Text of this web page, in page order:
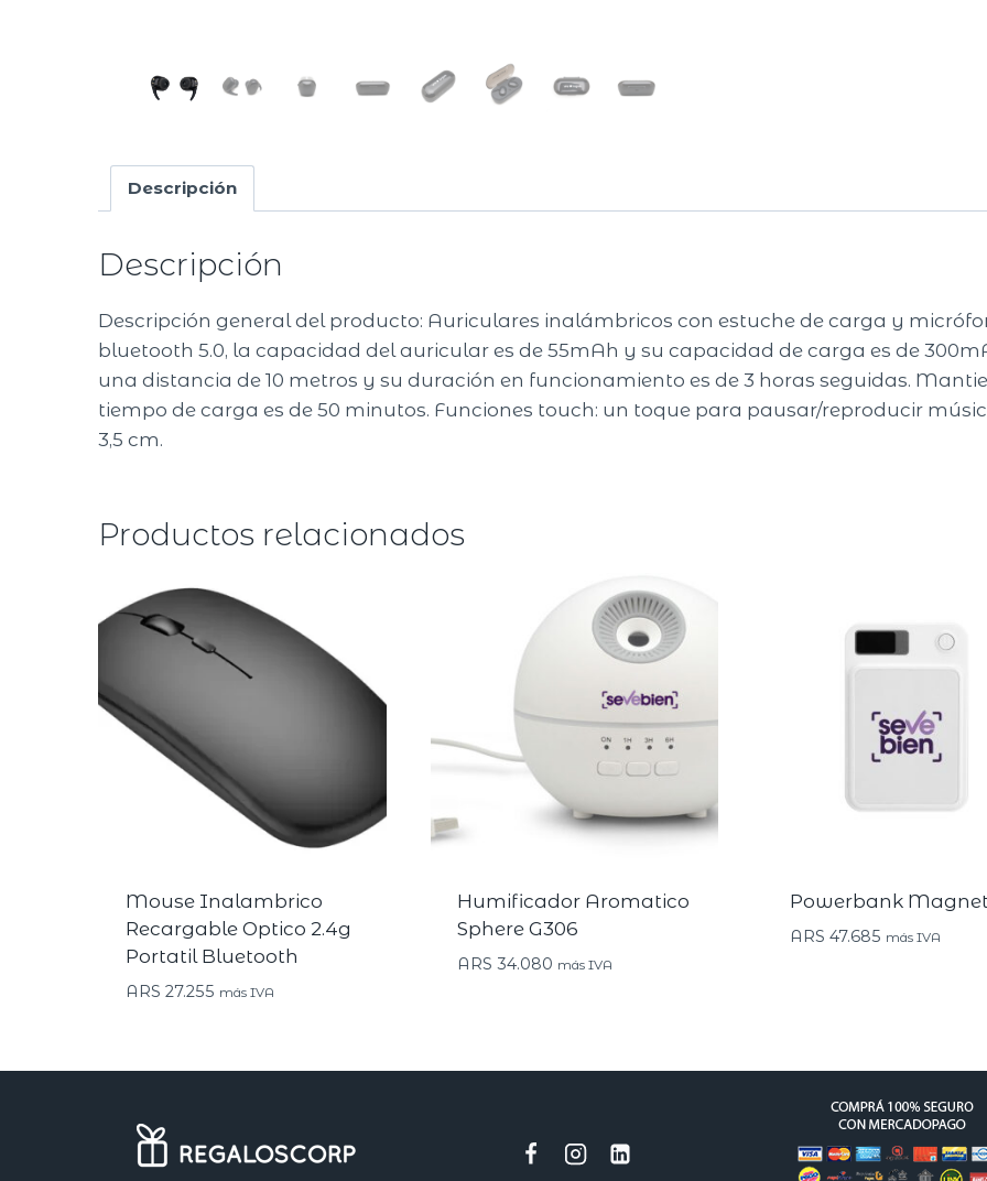
Descripción
Descripción
Descripción general del producto: Auriculares inalámbricos con estuche de carga y
bluetooth 5.0, la capacidad del auricular es de 55mAh y su capacidad de carga es de
una distancia de 10 metros y su duración en funcionamiento es de 3 horas seguidas.
tiempo de carga es de 50 minutos. Funciones touch: un toque para pausar/reproducir
3,5 cm.
Productos relacionados
Mouse Inalambrico
Recargable Optico 2.4g
Portatil Bluetooth
ARS 27.255 más IVA
Humificador Aromatico
Sphere G306
ARS 34.080 más IVA
Powerbank Magnet
ARS 47.685 más IVA